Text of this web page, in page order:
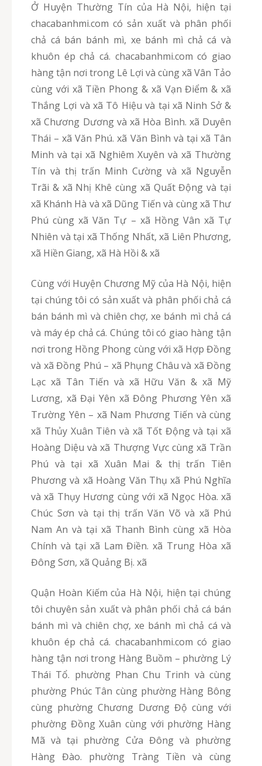
Ở Huyện Thường Tín của Hà Nội, hiện tại
chacabanhmi.com có sản xuất và phân phối
chả cá bán bánh mì, xe bánh mì chả cá và
khuôn ép chả cá. chacabanhmi.com có giao
hàng tận nơi trong Lê Lợi và cùng xã Vân Tảo
cùng với xã Tiền Phong & xã Vạn Điểm & xã
Thắng Lợi và xã Tô Hiệu và tại xã Ninh Sở &
xã Chương Dương và xã Hòa Bình. xã Duyên
Thái – xã Văn Phú. xã Văn Bình và tại xã Tân
Minh và tại xã Nghiêm Xuyên và xã Thường
Tín và thị trấn Minh Cường và xã Nguyễn
Trãi & xã Nhị Khê cùng xã Quất Động và tại
xã Khánh Hà và xã Dũng Tiến và cùng xã Thư
Phú cùng xã Văn Tự – xã Hồng Vân xã Tự
Nhiên và tại xã Thống Nhất, xã Liên Phương,
xã Hiền Giang, xã Hà Hồi & xã
Cùng với Huyện Chương Mỹ của Hà Nội, hiện
tại chúng tôi có sản xuất và phân phối chả cá
bán bánh mì và chiên chợ, xe bánh mì chả cá
và máy ép chả cá. Chúng tôi có giao hàng tận
nơi trong Hồng Phong cùng với xã Hợp Đồng
và xã Đồng Phú – xã Phụng Châu và xã Đồng
Lạc xã Tân Tiến và xã Hữu Văn & xã Mỹ
Lương, xã Đại Yên xã Đông Phương Yên xã
Trường Yên – xã Nam Phương Tiến và cùng
xã Thủy Xuân Tiên và xã Tốt Động và tại xã
Hoàng Diệu và xã Thượng Vực cùng xã Trần
Phú và tại xã Xuân Mai & thị trấn Tiên
Phương và xã Hoàng Văn Thụ xã Phú Nghĩa
và xã Thụy Hương cùng với xã Ngọc Hòa. xã
Chúc Sơn và tại thị trấn Văn Võ và xã Phú
Nam An và tại xã Thanh Bình cùng xã Hòa
Chính và tại xã Lam Điền. xã Trung Hòa xã
Đông Sơn, xã Quảng Bị. xã
Quận Hoàn Kiếm của Hà Nội, hiện tại chúng
tôi chuyên sản xuất và phân phối chả cá bán
bánh mì và chiên chợ, xe bánh mì chả cá và
khuôn ép chả cá. chacabanhmi.com có giao
hàng tận nơi trong Hàng Buồm – phường Lý
Thái Tổ. phường Phan Chu Trinh và cùng
phường Phúc Tân cùng phường Hàng Bông
cùng phường Chương Dương Độ cùng với
phường Đồng Xuân cùng với phường Hàng
Mã và tại phường Cửa Đông và phường
Hàng Đào. phường Tràng Tiền và cùng